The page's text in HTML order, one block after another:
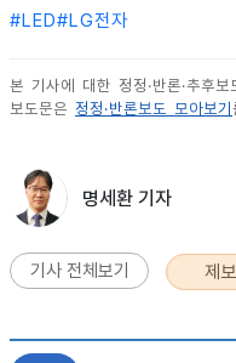
#LED#LG전자
본 기사에 대한 정정·반론·추후보
보도문은 정정·반론보도 모아보기
명세환 기자
기사 전체보기 제